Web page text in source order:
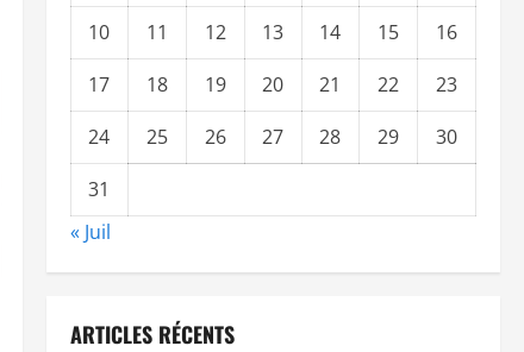
10
11 12 13 14 15
16
17
18 19 20 21 22
23
24
25 26 27 28 29
30
31
« Juil
ARTICLES RÉCENTS